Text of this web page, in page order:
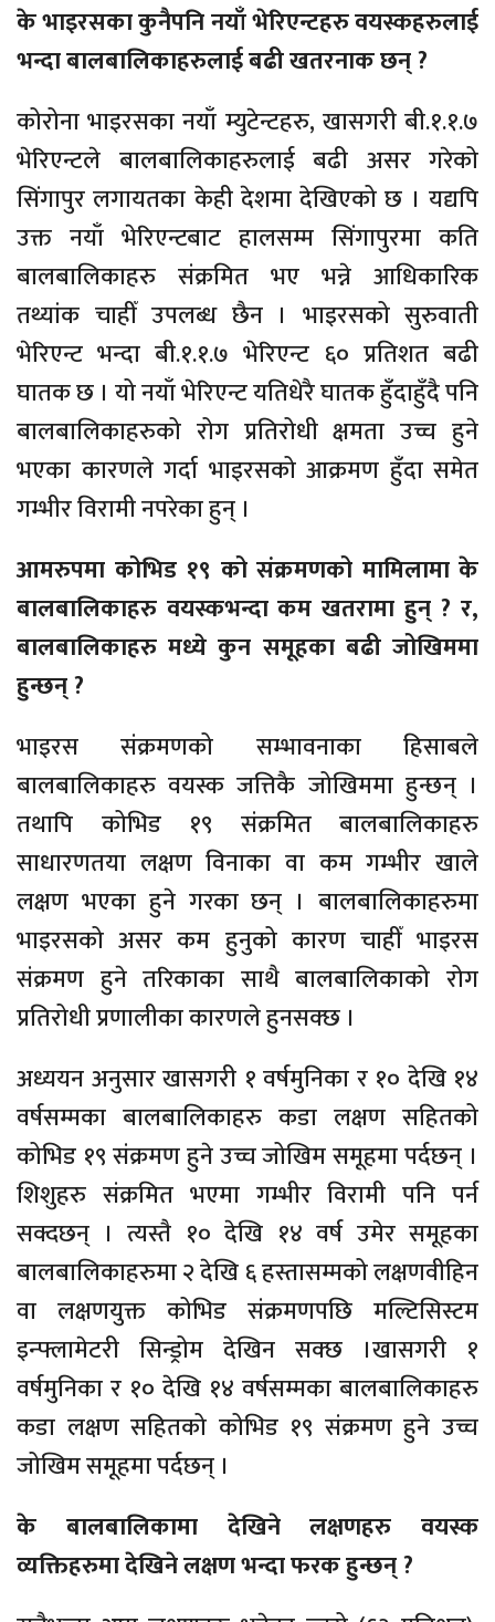
के भाइरसका कुनैपनि नयाँ भेरिएन्टहरु वयस्कहरुलाई
भन्दा बालबालिकाहरुलाई बढी खतरनाक छन् ?
कोरोना भाइरसका नयाँ म्युटेन्टहरु, खासगरी बी.१.१.७
भेरिएन्टले बालबालिकाहरुलाई बढी असर गरेको
सिंगापुर लगायतका केही देशमा देखिएको छ । यद्यपि
उक्त नयाँ भेरिएन्टबाट हालसम्म सिंगापुरमा कति
बालबालिकाहरु संक्रमित भए भन्ने आधिकारिक
तथ्यांक चाहीँ उपलब्ध छैन । भाइरसको सुरुवाती
भेरिएन्ट भन्दा बी.१.१.७ भेरिएन्ट ६० प्रतिशत बढी
घातक छ । यो नयाँ भेरिएन्ट यतिधेरै घातक हुँदाहुँदै पनि
बालबालिकाहरुको रोग प्रतिरोधी क्षमता उच्च हुने
भएका कारणले गर्दा भाइरसको आक्रमण हुँदा समेत
गम्भीर विरामी नपरेका हुन् ।
आमरुपमा कोभिड १९ को संक्रमणको मामिलामा के
बालबालिकाहरु वयस्कभन्दा कम खतरामा हुन् ? र,
बालबालिकाहरु मध्ये कुन समूहका बढी जोखिममा
हुन्छन् ?
भाइरस संक्रमणको सम्भावनाका हिसाबले
बालबालिकाहरु वयस्क जत्तिकै जोखिममा हुन्छन् ।
तथापि कोभिड १९ संक्रमित बालबालिकाहरु
साधारणतया लक्षण विनाका वा कम गम्भीर खाले
लक्षण भएका हुने गरका छन् । बालबालिकाहरुमा
भाइरसको असर कम हुनुको कारण चाहीँ भाइरस
संक्रमण हुने तरिकाका साथै बालबालिकाको रोग
प्रतिरोधी प्रणालीका कारणले हुनसक्छ ।
अध्ययन अनुसार खासगरी १ वर्षमुनिका र १० देखि १४
वर्षसम्मका बालबालिकाहरु कडा लक्षण सहितको
कोभिड १९ संक्रमण हुने उच्च जोखिम समूहमा पर्दछन् ।
शिशुहरु संक्रमित भएमा गम्भीर विरामी पनि पर्न
सक्दछन् । त्यस्तै १० देखि १४ वर्ष उमेर समूहका
बालबालिकाहरुमा २ देखि ६ हस्तासम्मको लक्षणवीहिन
वा लक्षणयुक्त कोभिड संक्रमणपछि मल्टिसिस्टम
इन्फ्लामेटरी सिन्ड्रोम देखिन सक्छ ।खासगरी १
वर्षमुनिका र १० देखि १४ वर्षसम्मका बालबालिकाहरु
कडा लक्षण सहितको कोभिड १९ संक्रमण हुने उच्च
जोखिम समूहमा पर्दछन् ।
के बालबालिकामा देखिने लक्षणहरु वयस्क
व्यक्तिहरुमा देखिने लक्षण भन्दा फरक हुन्छन् ?